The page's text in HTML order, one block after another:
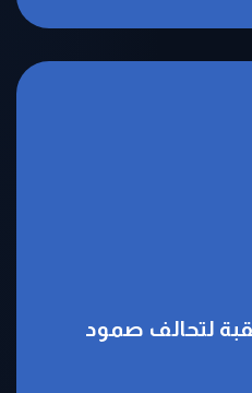
لتحالف صمود